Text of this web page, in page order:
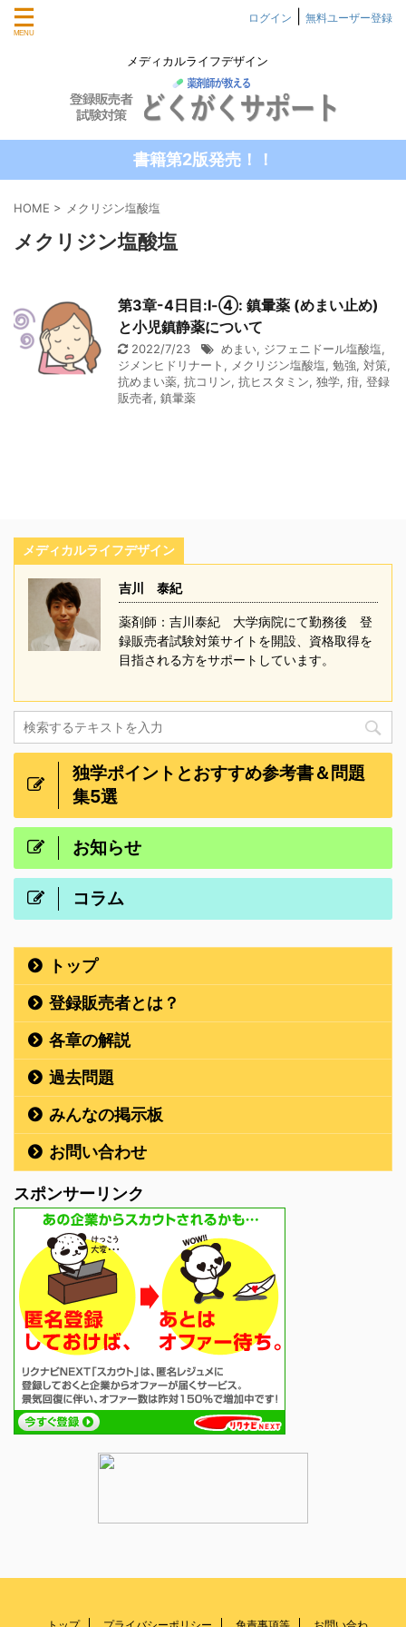
メディカルライフデザイン
ログイン 無料ユーザー登録
書籍第2版発売！！
HOME > メクリジン塩酸塩
メクリジン塩酸塩
第3章-4日目:Ⅰ-④: 鎮暈薬 (めまい止め)
と小児鎮静薬について
2022/7/23 めまい, ジフェニドール塩酸塩,
ジメンヒドリナート , メクリジン塩酸塩, 勉強, 対策,
抗めまい薬, 抗コリン, 抗ヒスタミン, 独学, 疳, 登録
販売者, 鎮暈薬
メディカルライフデザイン
吉川 泰紀
薬剤師：吉川泰紀 大学病院にて勤務後 登
録販売者試験対策サイトを開設、資格取得を
目指される方をサポートしています。
独学ポイントとおすすめ参考書＆問題
集5選
お知らせ
コラム
トップ
登録販売者とは？
各章の解説
過去問題
みんなの掲示板
お問い合わせ
スポンサーリンク